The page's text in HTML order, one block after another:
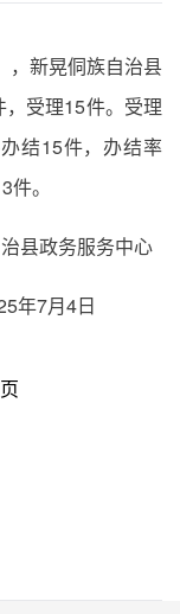
，新晃侗族自治县
，受理15件。受理
结15件，办结率
。
县政务服务中心
年7月4日